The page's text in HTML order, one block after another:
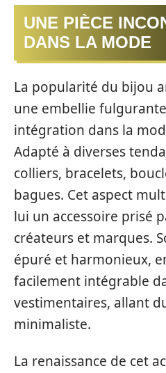
UNE PIÈCE
DANS LA MODE
La popularité du bijou
une embellie
intégration dans la
Adapté à diverses
colliers, bracelets,
bagues. Cet aspect
lui un accessoire prisé
créateurs et marques.
épuré et harmonieux,
facilement intégrable
vestimentaires, allant
minimaliste.
La renaissance de cet